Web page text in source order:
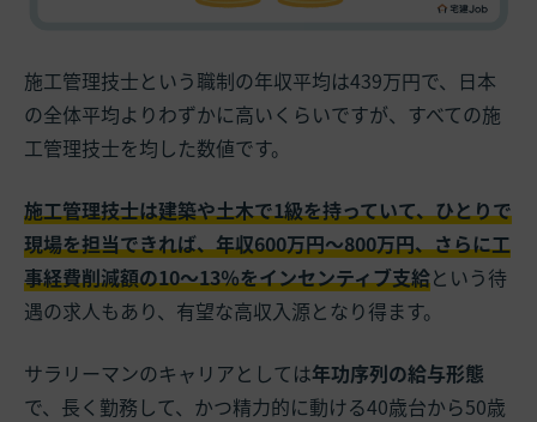
施工管理技士という職制の年収平均は439万円で、日本
の全体平均よりわずかに高いくらいですが、すべての施
工管理技士を均した数値です。
施工管理技士は建築や土木で1級を持っていて、ひとりで
現場を担当できれば、年収600万円～800万円、さらに工
事経費削減額の10～13％をインセンティブ支給という待
遇の求人もあり、有望な高収入源となり得ます。
サラリーマンのキャリアとしては年功序列の給与形態
で、長く勤務して、かつ精力的に動ける40歳台から50歳